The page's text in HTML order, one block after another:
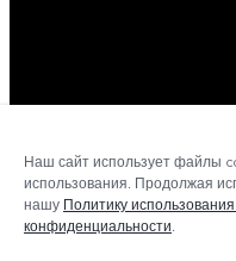
Наш сайт использует файлы
использования. Продолжая
нашу Политику
конфиденциальности.